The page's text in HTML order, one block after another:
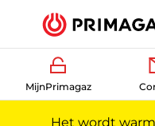
MijnPrimagaz
Het wordt